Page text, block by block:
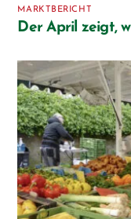
MARKTBERICHT
Der April zeigt,